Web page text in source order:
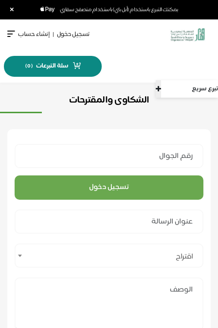
يمكنك التبرع باستخدام (أبل باي) باستخدام متصفح سفاري
تسجيل دخول | إنشاء حساب
سلة التبرعات (
0
)
الشكاوى والمقترحات
تسجيل دخول
اقتراح